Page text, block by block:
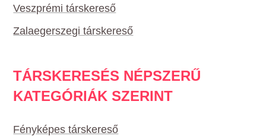
Veszprémi társkereső
Zalaegerszegi társkereső
TÁRSKERESÉS NÉPSZERŰ
KATEGÓRIÁK SZERINT
Fényképes társkereső